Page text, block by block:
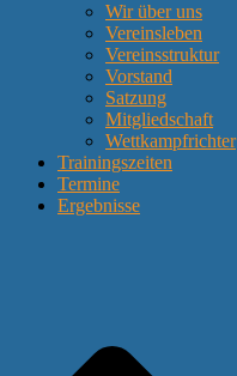
Wir über uns
Vereinsleben
Vereinsstruktur
Vorstand
Satzung
Mitgliedschaft
Wettkampfrichter
Trainingszeiten
Termine
Ergebnisse